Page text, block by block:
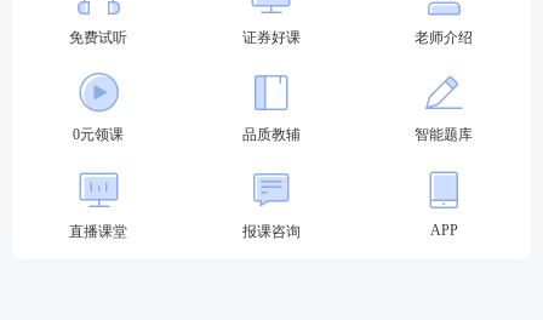
测试场次 测试时间 测试科目
第1场 9:30-11:30
证券公司高级管理
人员水平评价测试
证券评级业务高级
管理人员资质测试
证券市场基本法律
免费试听 证券好课 老师介绍
0元领课 品质教辅 智能题库
直播课堂 报课咨询 APP